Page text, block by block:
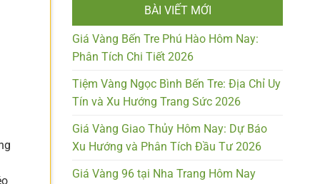
BÀI VIẾT MỚI
Giá Vàng Bến Tre Phú Hào Hôm Nay:
Phân Tích Chi Tiết 2026
Tiệm Vàng Ngọc Bình Bến Tre: Địa Chỉ Uy
Tín và Xu Hướng Trang Sức 2026
Giá Vàng Giao Thủy Hôm Nay: Dự Báo
Xu Hướng và Phân Tích Đầu Tư 2026
Giá Vàng 96 tại Nha Trang Hôm Nay